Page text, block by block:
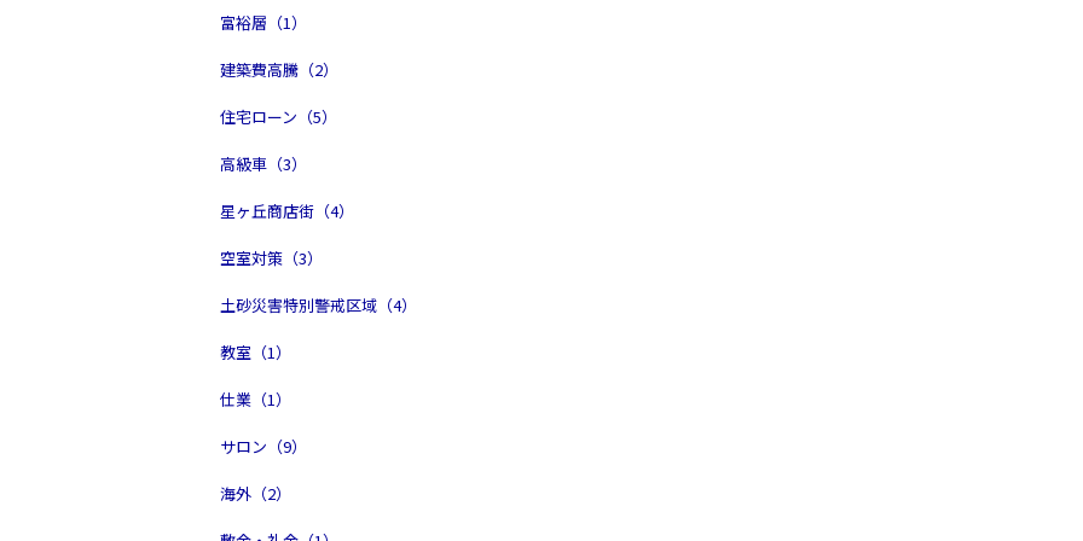
富裕層（1）
建築費高騰（2）
住宅ローン（5）
高級車（3）
星ヶ丘商店街（4）
空室対策（3）
土砂災害特別警戒区域（4）
教室（1）
仕業（1）
サロン（9）
海外（2）